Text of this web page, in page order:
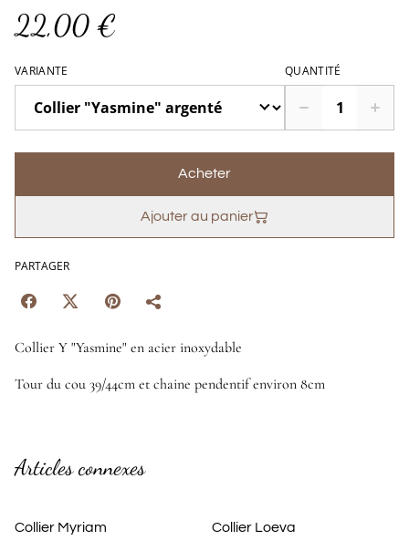
22,00 €
VARIANTE QUANTITÉ
Acheter
Ajouter au panier
PARTAGER
Collier Y "Yasmine" en acier inoxydable
Tour du cou 39/44cm et chaine pendentif environ 8cm
Articles connexes
Collier Myriam Collier Loeva